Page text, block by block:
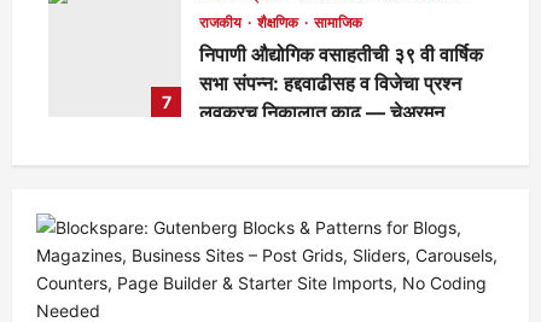
7
राजकीय
शैक्षणिक सामाजिक
निपाणी औद्योगिक वसाहतीची ३९ वी वार्षिक
सभा संपन्न: हद्दवाढीसह व विजेचा प्रश्न
लवकरच निकालात काढू — चेअरमन
मुख्य संपादक 6 days ago 184